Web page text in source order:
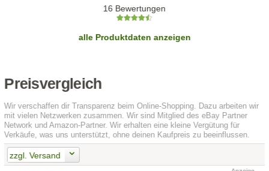
16 Bewertungen
alle Produktdaten anzeigen
Preisvergleich
Wir verschaffen dir Transparenz beim Online-Shopping. Dazu arbeiten wir
mit vielen Netzwerken zusammen. Wir sind Mitglied des eBay Partner
Network und Amazon-Partner. Wir erhalten eine kleine Vergütung für
Verkäufe, was uns unterstützt, ohne deinen Kaufpreis zu beeinflussen.
zzgl. Versand